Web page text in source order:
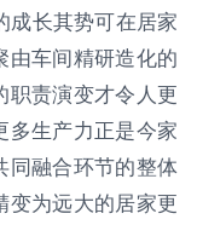
成长其势可在居家
由车间精研造化的
职责演变才令人更
多生产力正是今家
同融合环节的整体
变为远大的居家更